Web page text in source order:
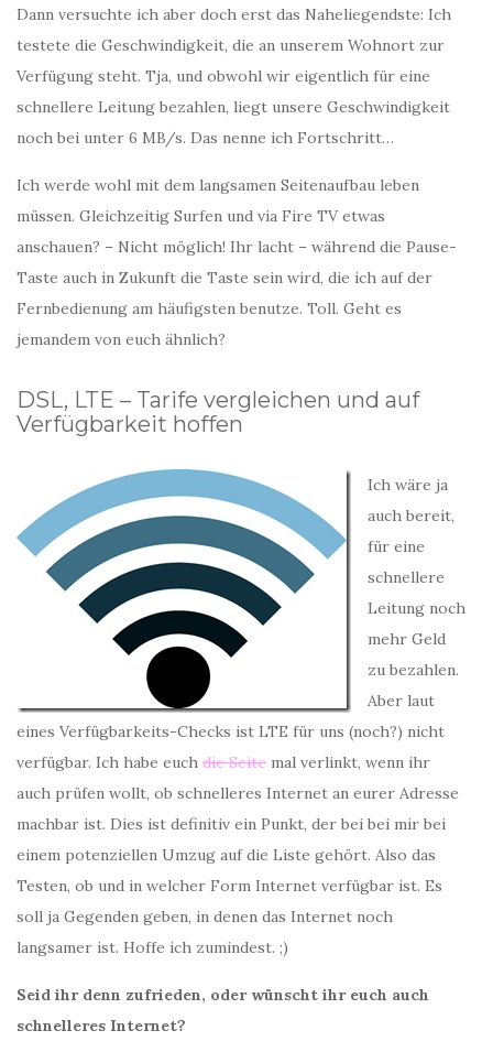
Dann versuchte ich aber doch erst das Naheliegendste: Ich
testete die Geschwindigkeit, die an unserem Wohnort zur
Verfügung steht. Tja, und obwohl wir eigentlich für eine
schnellere Leitung bezahlen, liegt unsere Geschwindigkeit
noch bei unter 6 MB/s. Das nenne ich Fortschritt…
Ich werde wohl mit dem langsamen Seitenaufbau leben
müssen. Gleichzeitig Surfen und via Fire TV etwas
anschauen? – Nicht möglich! Ihr lacht – während die Pause-
Taste auch in Zukunft die Taste sein wird, die ich auf der
Fernbedienung am häufigsten benutze. Toll. Geht es
jemandem von euch ähnlich?
DSL, LTE – Tarife vergleichen und auf
Verfügbarkeit hoffen
Ich wäre ja
auch bereit,
für eine
schnellere
Leitung noch
mehr Geld
zu bezahlen.
Aber laut
eines Verfügbarkeits-Checks ist LTE für uns (noch?) nicht
verfügbar. Ich habe euch die Seite mal verlinkt, wenn ihr
auch prüfen wollt, ob schnelleres Internet an eurer Adresse
machbar ist. Dies ist definitiv ein Punkt, der bei bei mir bei
einem potenziellen Umzug auf die Liste gehört. Also das
Testen, ob und in welcher Form Internet verfügbar ist. Es
soll ja Gegenden geben, in denen das Internet noch
langsamer ist. Hoffe ich zumindest. ;)
Seid ihr denn zufrieden, oder wünscht ihr euch auch
schnelleres Internet?